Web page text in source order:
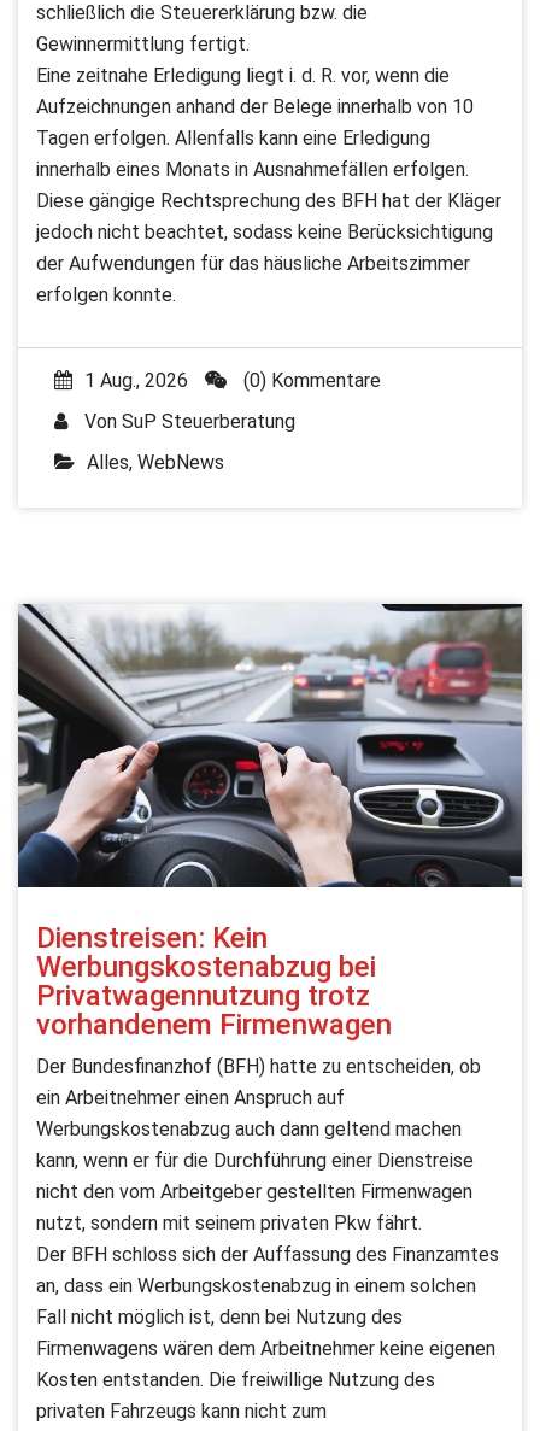
schließlich die Steuererklärung bzw. die
Gewinnermittlung fertigt.
Eine zeitnahe Erledigung liegt i. d. R. vor, wenn die
Aufzeichnungen anhand der Belege innerhalb von 10
Tagen erfolgen. Allenfalls kann eine Erledigung
innerhalb eines Monats in Ausnahmefällen erfolgen.
Diese gängige Rechtsprechung des BFH hat der Kläger
jedoch nicht beachtet, sodass keine Berücksichtigung
der Aufwendungen für das häusliche Arbeitszimmer
erfolgen konnte.
1 Aug., 2026
(0) Kommentare
Von SuP Steuerberatung
Alles, WebNews
Dienstreisen: Kein
Werbungskostenabzug bei
Privatwagennutzung trotz
vorhandenem Firmenwagen
Der Bundesfinanzhof (BFH) hatte zu entscheiden, ob
ein Arbeitnehmer einen Anspruch auf
Werbungskostenabzug auch dann geltend machen
kann, wenn er für die Durchführung einer Dienstreise
nicht den vom Arbeitgeber gestellten Firmenwagen
nutzt, sondern mit seinem privaten Pkw fährt.
Der BFH schloss sich der Auffassung des Finanzamtes
an, dass ein Werbungskostenabzug in einem solchen
Fall nicht möglich ist, denn bei Nutzung des
Firmenwagens wären dem Arbeitnehmer keine eigenen
Kosten entstanden. Die freiwillige Nutzung des
privaten Fahrzeugs kann nicht zum